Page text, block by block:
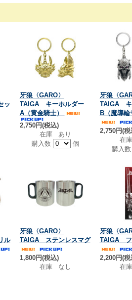
ッ
牙狼〈GARO〉
TAIGA キーホルダー
A（黄金騎士）
2,750円(税込)
在庫 あり
購入数
個
牙狼〈
TAIGA キ
B（魔導輪
2,750円(税
在
購入数
ル
牙狼〈GARO〉
TAIGA ステンレスマグ
1,800円(税込)
在庫 なし
牙狼〈
TAIGA フ
2,200円(税
在